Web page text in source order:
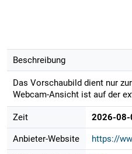
Beschreibung
Das Vorschaubild dient nur
Webcam-Ansicht ist auf der
Zeit 2026-08-
Anbieter-Website https://